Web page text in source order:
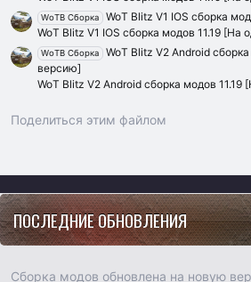
WoTB Сборка
WoT Blitz V1 IOS сборка
WoT Blitz V1 IOS сборка модов 11.19 [На
WoTB Сборка
WoT Blitz V2 Android
версию]
WoT Blitz V2 Android сборка модов 11.19
Поделиться этим файлом
ПОСЛЕДНИЕ ОБНОВЛЕНИЯ
Сборка модов обновлена на новую